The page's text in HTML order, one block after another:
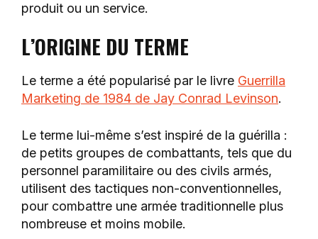
produit ou un service.
L’ORIGINE DU TERME
Le terme a été popularisé par le livre Guerrilla
Marketing de 1984 de Jay Conrad Levinson.
Le terme lui-même s’est inspiré de la guérilla :
de petits groupes de combattants, tels que du
personnel paramilitaire ou des civils armés,
utilisent des tactiques non-conventionnelles,
pour combattre une armée traditionnelle plus
nombreuse et moins mobile.